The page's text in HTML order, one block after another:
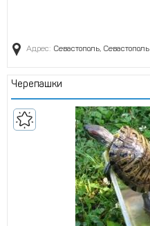
Адрес: Севастополь, Севастополь
Черепашки